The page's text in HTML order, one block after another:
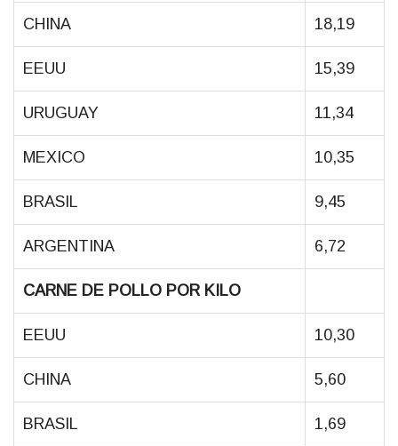
CHINA 18,19
EEUU 15,39
URUGUAY 11,34
MEXICO 10,35
BRASIL 9,45
ARGENTINA 6,72
CARNE DE POLLO POR KILO
EEUU 10,30
CHINA 5,60
BRASIL 1,69